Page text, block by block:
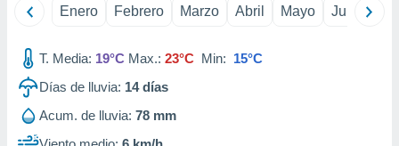
perfiles
utilizar
crear un
Enero Febrero Marzo Abril Mayo Junio
T. Media: 19°C Max.: 23°C Min: 15°C
Días de lluvia: 14días
Acum. de lluvia: 78 mm